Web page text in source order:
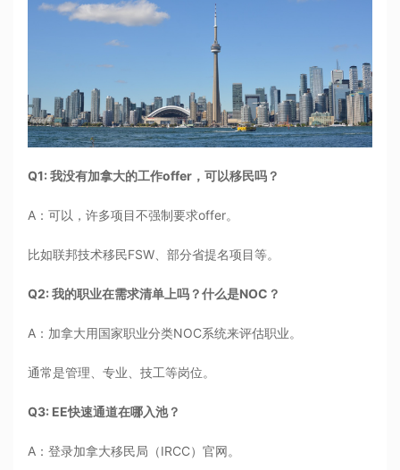
Q1: 我没有加拿大的工作offer，可以移民吗？
A：可以，许多项目不强制要求offer。
比如联邦技术移民FSW、部分省提名项目等。
Q2: 我的职业在需求清单上吗？什么是NOC？
A：加拿大用国家职业分类NOC系统来评估职业。
通常是管理、专业、技工等岗位。
Q3: EE快速通道在哪入池？
A：登录加拿大移民局（IRCC）官网。